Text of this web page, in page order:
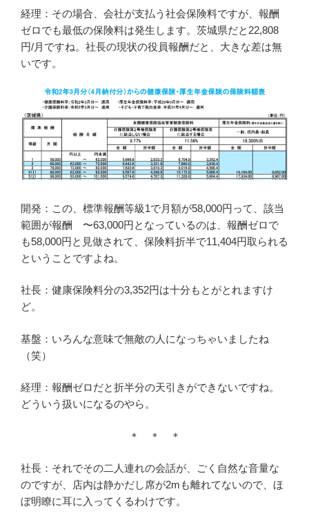
経理：その場合、会社が支払う社会保険料ですが、報酬
ゼロでも最低の保険料は発生します。茨城県だと22,808
円/月ですね。社長の現状の役員報酬だと、大きな差は無
いです。
開発：この、標準報酬等級1で月額が58,000円って、該当
範囲が報酬 〜63,000円となっているのは、報酬ゼロで
も58,000円と見做されて、保険料折半で11,404円取られる
ということですよね。
社長：健康保険料分の3,352円は十分もとがとれますけ
ど。
基盤：いろんな意味で無敵の人になっちゃいましたね
（笑）
経理：報酬ゼロだと折半分の天引きができないですね。
どういう扱いになるのやら。
＊ ＊ ＊
社長：それでその二人連れの会話が、ごく自然な音量な
のですが、店内は静かだし席が2mも離れてないので、ほ
ぼ明瞭に耳に入ってくるわけです。